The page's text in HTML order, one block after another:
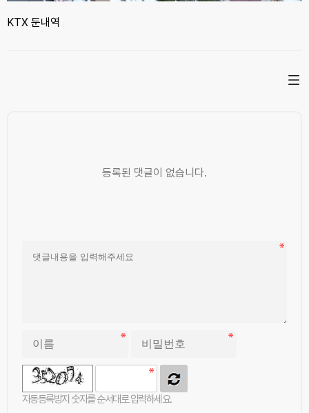
KTX 둔내역
등록된 댓글이 없습니다.
자동등록방지 숫자를 순서대로 입력하세요.